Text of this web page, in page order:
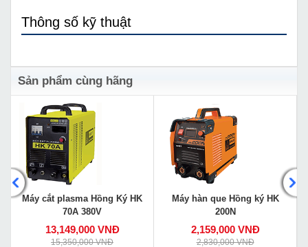
Thông số kỹ thuật
Sản phẩm cùng hãng
Máy cắt plasma Hồng Ký HK
70A 380V
13,149,000 VNĐ
15,350,000 VNĐ
Máy hàn que Hồng ký HK
200N
2,159,000 VNĐ
2,830,000 VNĐ